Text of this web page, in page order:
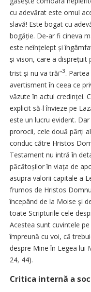
cu adevărat este omul
slavă! Este bogat cu
bogăție. De-ar fi cineva
este neînțelept și
și vison, care a dis­prețuit
trist și nu va trăi”3.
avertisment în ceea ce
văzute în actul cre­dinței.
explicit să-l învieze pe
este un lucru evident.
prorocii, cele două părți
conduc către Hristos
Testament nu intră în
păcă­to­șilor în viața de
asupra valorii capitale a
frumos de Hristos
începând de la Moise şi
toate Scripturile cele
Acestea sunt cuvintele
împreună cu voi, că
despre Mine în Legea lui
24, 44).
Critica internă a